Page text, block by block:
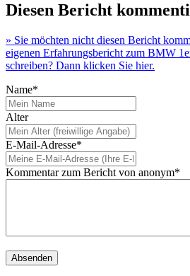
Diesen Bericht
» Sie möchten nicht diesen Bericht
eigenen Erfahrungsbericht zum BMW
schreiben? Dann klicken Sie hier.
Name*
Alter
E-Mail-Adresse*
Kommentar zum Bericht von anonym*